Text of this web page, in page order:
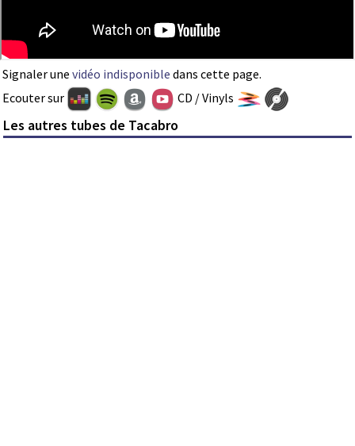
Signaler une vidéo indisponible dans cette page.
Ecouter sur
CD / Vinyls
Les autres tubes de Tacabro